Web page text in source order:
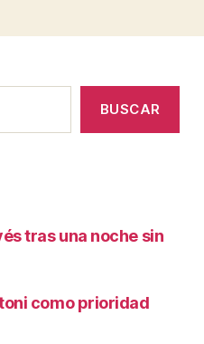
BUSCAR
tras una noche sin
como prioridad